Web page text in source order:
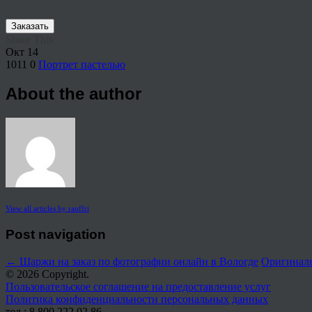
Заказать
Окт 14
1011 0 Портрет пастелью
About the author
View all articles by rauffri
Post navigation
← Шаржи на заказ по фотографии онлайн в Вологде
© 2026 Copyright.
Пользовательское соглашение на предоставление услуг
Политика конфиденциальности персональных данных